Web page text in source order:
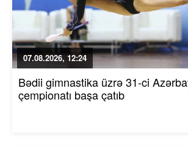
07.08.2026, 12:24
Bədii gimnastika üzrə 31-ci
çempionatı başa çatıb